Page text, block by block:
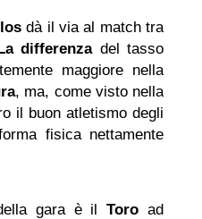
dà il via al match tra
differenzadel tasso
maggiore nella
, ma, come visto nella
il buon atletismo degli
fisica nettamente
della gara è ilToro ad